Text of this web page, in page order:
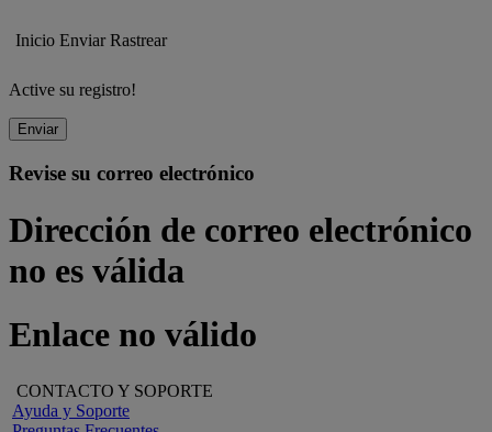
Inicio Enviar Rastrear
Active su registro!
Enviar
Revise su correo electrónico
Dirección de correo electrónico
no es válida
Enlace no válido
CONTACTO Y SOPORTE
Ayuda y Soporte